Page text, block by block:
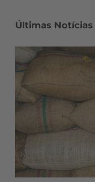
Últimas Notícias